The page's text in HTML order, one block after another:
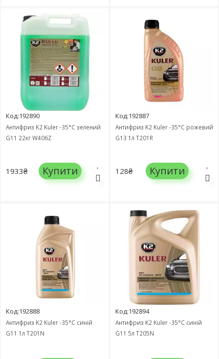
Код:192890
Антифриз K2 Kuler -35°C зелений
G11 22кг W406Z
1933₴ Купити
Код:192887
Антифриз K2 Kuler -35°C рожевий
G13 1л T201R
128₴ Купити
Код:192888
Антифриз K2 Kuler -35°C синій
G11 1л T201N
Код:192894
Антифриз K2 Kuler -35°C синій
G11 5л T205N